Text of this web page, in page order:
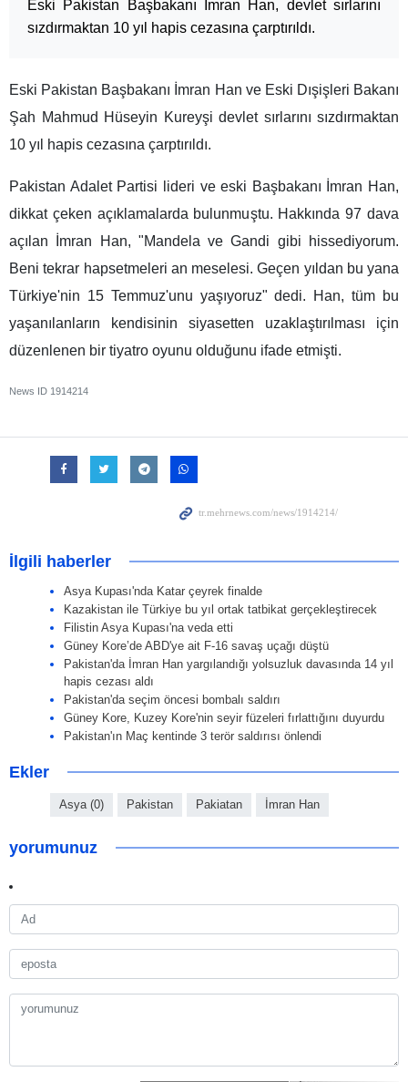
Eski Pakistan Başbakanı İmran Han, devlet sırlarını
sızdırmaktan 10 yıl hapis cezasına çarptırıldı.
Eski Pakistan Başbakanı İmran Han ve Eski Dışişleri Bakanı
Şah Mahmud Hüseyin Kureyşi devlet sırlarını sızdırmaktan
10 yıl hapis cezasına çarptırıldı.
Pakistan Adalet Partisi lideri ve eski Başbakanı İmran Han,
dikkat çeken açıklamalarda bulunmuştu. Hakkında 97 dava
açılan İmran Han, "Mandela ve Gandi gibi hissediyorum.
Beni tekrar hapsetmeleri an meselesi. Geçen yıldan bu yana
Türkiye'nin 15 Temmuz'unu yaşıyoruz" dedi. Han, tüm bu
yaşanılanların kendisinin siyasetten uzaklaştırılması için
düzenlenen bir tiyatro oyunu olduğunu ifade etmişti.
News ID 1914214
İlgili haberler
Asya Kupası'nda Katar çeyrek finalde
Kazakistan ile Türkiye bu yıl ortak tatbikat gerçekleştirecek
Filistin Asya Kupası'na veda etti
Güney Kore’de ABD'ye ait F-16 savaş uçağı düştü
Pakistan'da İmran Han yargılandığı yolsuzluk davasında 14 yıl
hapis cezası aldı
Pakistan'da seçim öncesi bombalı saldırı
Güney Kore, Kuzey Kore'nin seyir füzeleri fırlattığını duyurdu
Pakistan'ın Maç kentinde 3 terör saldırısı önlendi
Ekler
Asya (0) Pakistan Pakiatan İmran Han
yorumunuz